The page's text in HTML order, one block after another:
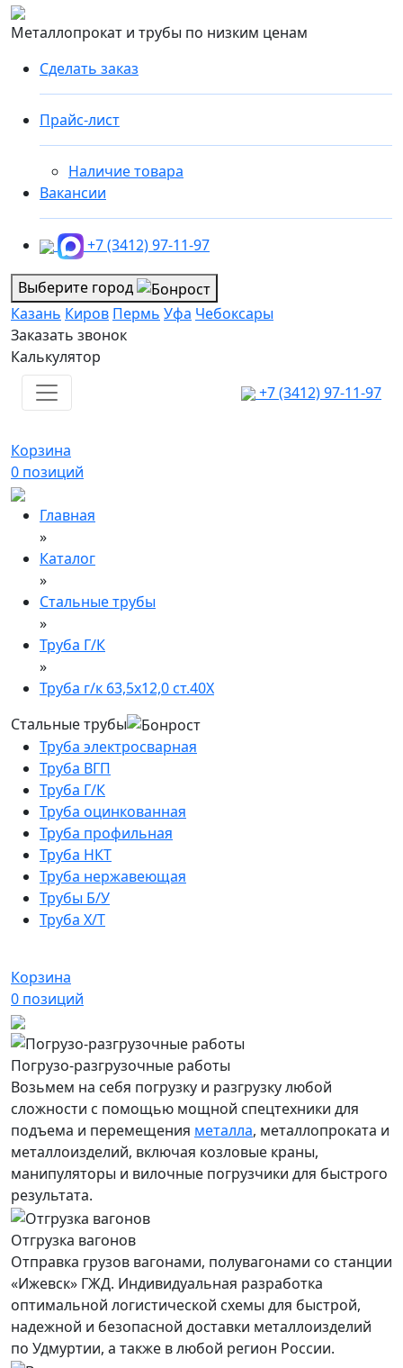
Металлопрокат и трубы по низким ценам
Сделать заказ
Прайс-лист
Наличие товара
Вакансии
+7 (3412) 97-11-97
Выберите город
Казань Киров Пермь Уфа Чебоксары
Заказать звонок
Калькулятор
+7 (3412) 97-11-97
Корзина
0 позиций
Главная
»
Каталог
»
Стальные трубы
»
Труба Г/К
»
Труба г/к 63,5х12,0 ст.40Х
Стальные трубы
Труба электросварная
Труба ВГП
Труба Г/К
Труба оцинкованная
Труба профильная
Труба НКТ
Труба нержавеющая
Трубы Б/У
Труба Х/Т
Корзина
0 позиций
Погрузо-разгрузочные работы
Возьмем на себя погрузку и разгрузку любой
сложности с помощью мощной спецтехники для
подъема и перемещения металла, металлопроката и
металлоизделий, включая козловые краны,
манипуляторы и вилочные погрузчики для быстрого
результата.
Отгрузка вагонов
Отправка грузов вагонами, полувагонами со станции
«Ижевск» ГЖД. Индивидуальная разработка
оптимальной логистической схемы для быстрой,
надежной и безопасной доставки металлоизделий
по Удмуртии, а также в любой регион России.